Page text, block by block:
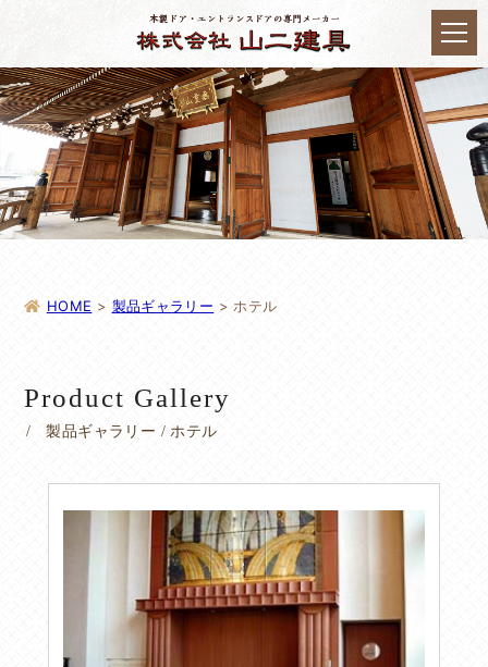
HOME > 製品ギャラリー > ホテル
Product Gallery
製品ギャラリー / ホテル